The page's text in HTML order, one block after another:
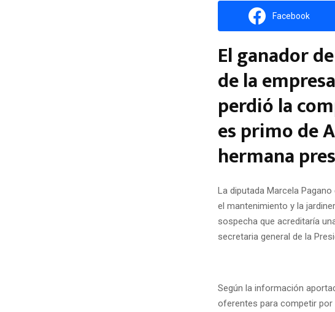
Facebook
El ganador
de la
perdió la
es primo de
hermana
La diputada Marcela
el mantenimiento y la
sospecha que acreditaría
secretaria general de la
Según la información
oferentes para competir por